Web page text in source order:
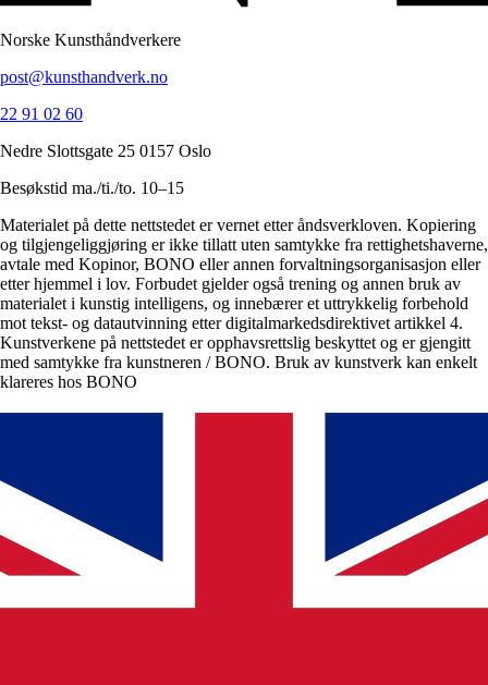
Norske Kunsthåndverkere
post@kunsthandverk.no
22 91 02 60
Nedre Slottsgate 25 0157 Oslo
Besøkstid ma./ti./to. 10–15
Materialet på dette nettstedet er vernet etter åndsverkloven. Kopiering
og tilgjengeliggjøring er ikke tillatt uten samtykke fra rettighetshaverne,
avtale med Kopinor, BONO eller annen forvaltningsorganisasjon eller
etter hjemmel i lov. Forbudet gjelder også trening og annen bruk av
materialet i kunstig intelligens, og innebærer et uttrykkelig forbehold
mot tekst- og datautvinning etter digitalmarkedsdirektivet artikkel 4.
Kunstverkene på nettstedet er opphavsrettslig beskyttet og er gjengitt
med samtykke fra kunstneren / BONO. Bruk av kunstverk kan enkelt
klareres hos BONO